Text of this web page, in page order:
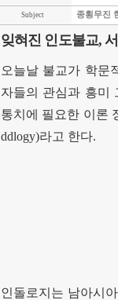
Subject 종횡무진
잊혀진 인도불교,
오늘날 불교가 학문
자들의 관심과 흥미
통치에 필요한 이론
ddlogy)라고 한다.
인돌로지는 남아시